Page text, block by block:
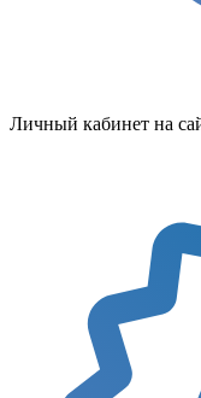
Личный кабинет на